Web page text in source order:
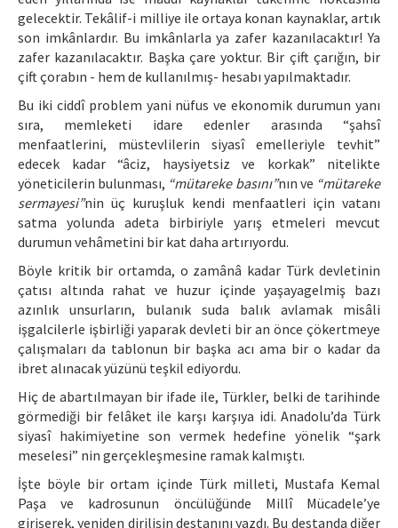
gelecektir. Tekâlif-i milliye ile ortaya konan kaynaklar, artık
son imkânlardır. Bu imkânlarla ya zafer kazanılacaktır! Ya
zafer kazanılacaktır. Başka çare yoktur. Bir çift çarığın, bir
çift çorabın - hem de kullanılmış- hesabı yapılmaktadır.
Bu iki ciddî problem yani nüfus ve ekonomik durumun yanı
sıra, memleketi idare edenler arasında “şahsî
menfaatlerini, müstevlilerin siyasî emelleriyle tevhit”
edecek kadar “âciz, haysiyetsiz ve korkak” nitelikte
yöneticilerin bulunması, “mütareke basını”nın ve “mütareke
sermayesi”nin üç kuruşluk kendi menfaatleri için vatanı
satma yolunda adeta birbiriyle yarış etmeleri mevcut
durumun vehâmetini bir kat daha artırıyordu.
Böyle kritik bir ortamda, o zamânâ kadar Türk devletinin
çatısı altında rahat ve huzur içinde yaşayagelmiş bazı
azınlık unsurların, bulanık suda balık avlamak misâli
işgalcilerle işbirliği yaparak devleti bir an önce çökertmeye
çalışmaları da tablonun bir başka acı ama bir o kadar da
ibret alınacak yüzünü teşkil ediyordu.
Hiç de abartılmayan bir ifade ile, Türkler, belki de tarihinde
görmediği bir felâket ile karşı karşıya idi. Anadolu’da Türk
siyasî hakimiyetine son vermek hedefine yönelik “şark
meselesi” nin gerçekleşmesine ramak kalmıştı.
İşte böyle bir ortam içinde Türk milleti, Mustafa Kemal
Paşa ve kadrosunun öncülüğünde Millî Mücadele’ye
girişerek, yeniden dirilişin destanını yazdı. Bu destanda diğer